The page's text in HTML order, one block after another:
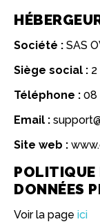
Société : SAS
Siège social :
Téléphone : 08
Email :
Site web :
POLITIQUE
DONNÉES
Voir la page ici